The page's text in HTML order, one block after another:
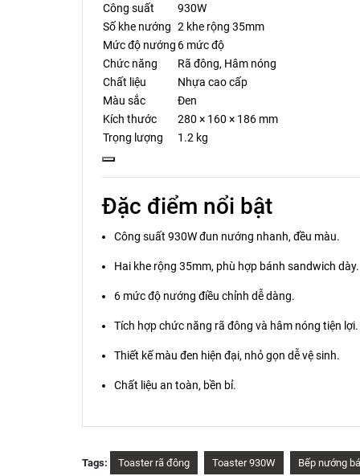
Công suất
930W
Số khe nướng 2 khe rộng 35mm
Mức độ nướng 6 mức độ
Chức năng
Rã đông, Hâm nóng
Chất liệu
Nhựa cao cấp
Màu sắc
Đen
Kích thước
280 × 160 × 186 mm
Trọng lượng
1.2 kg
Đặc điểm nổi bật
Công suất 930W đun nướng nhanh, đều màu.
Hai khe rộng 35mm, phù hợp bánh sandwich dày.
6 mức độ nướng điều chỉnh dễ dàng.
Tích hợp chức năng rã đông và hâm nóng tiện lợi.
Thiết kế màu đen hiện đại, nhỏ gọn dễ vệ sinh.
Chất liệu an toàn, bền bỉ.
Tags: Toaster rã đông Toaster 930W Bếp nướng